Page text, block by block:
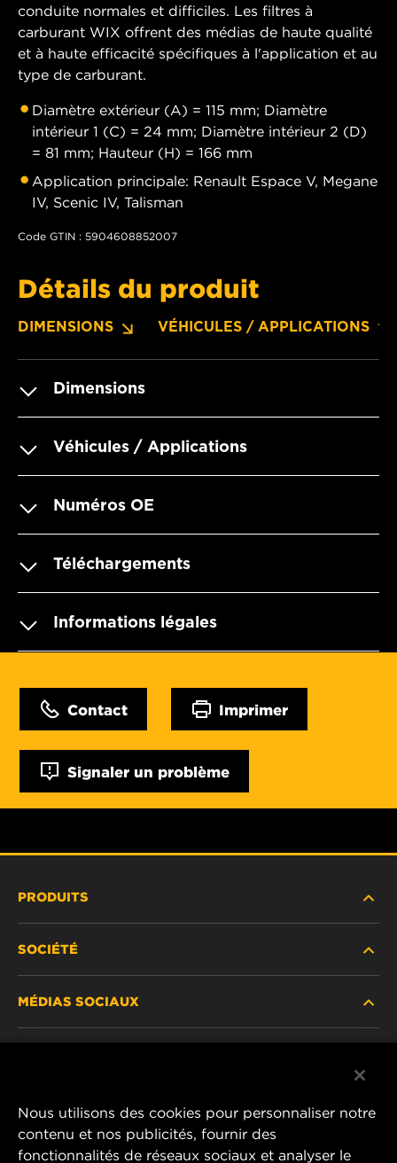
conduite normales et difficiles. Les filtres à
carburant WIX offrent des médias de haute qualité
et à haute efficacité spécifiques à l'application et au
type de carburant.
Diamètre extérieur (A) = 115 mm; Diamètre
intérieur 1 (C) = 24 mm; Diamètre intérieur 2 (D)
= 81 mm; Hauteur (H) = 166 mm
Application principale: Renault Espace V, Megane
IV, Scenic IV, Talisman
Code GTIN : 5904608852007
Détails du produit
DIMENSIONS VÉHICULES / APPLICATIONS
Dimensions
Véhicules / Applications
Numéros OE
Téléchargements
Informations légales
Contact Imprimer
Signaler un problème
PRODUITS
PRODUITS ABANDONNÉS / REMPLACÉS
SOCIÉTÉ
AVIS JURIDIQUE
IMPRIMER
MÉDIAS SOCIAUX
Instagram
Nous utilisons des cookies pour personnaliser notre
contenu et nos publicités, fournir des
fonctionnalités de réseaux sociaux et analyser le